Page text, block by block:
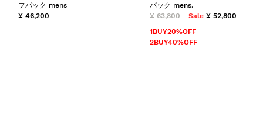
フパック mens
¥ 46,200
パック mens.
¥ 63,800
Sale ¥ 52,800
1BUY20%OFF
2BUY40%OFF